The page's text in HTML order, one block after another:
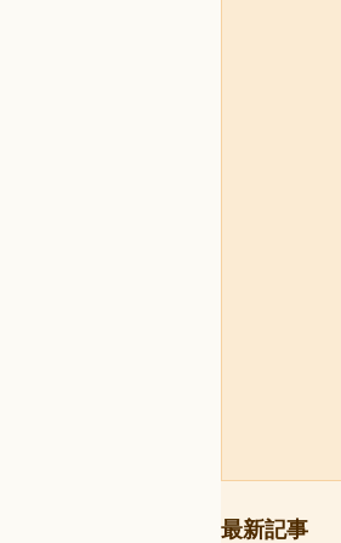
最新記事